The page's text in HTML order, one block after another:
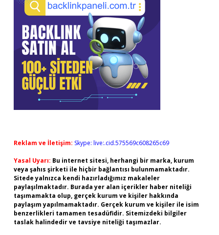
Reklam ve İletişim: Skype: live:.cid.575569c608265c69
Yasal Uyarı: Bu internet sitesi, herhangi bir marka, kurum
veya şahıs şirketi ile hiçbir bağlantısı bulunmamaktadır.
Sitede yalnızca kendi hazırladığımız makaleler
paylaşılmaktadır. Burada yer alan içerikler haber niteliği
taşımamakta olup, gerçek kurum ve kişiler hakkında
paylaşım yapılmamaktadır. Gerçek kurum ve kişiler ile isim
benzerlikleri tamamen tesadüfidir. Sitemizdeki bilgiler
taslak halindedir ve tavsiye niteliği taşımazlar.